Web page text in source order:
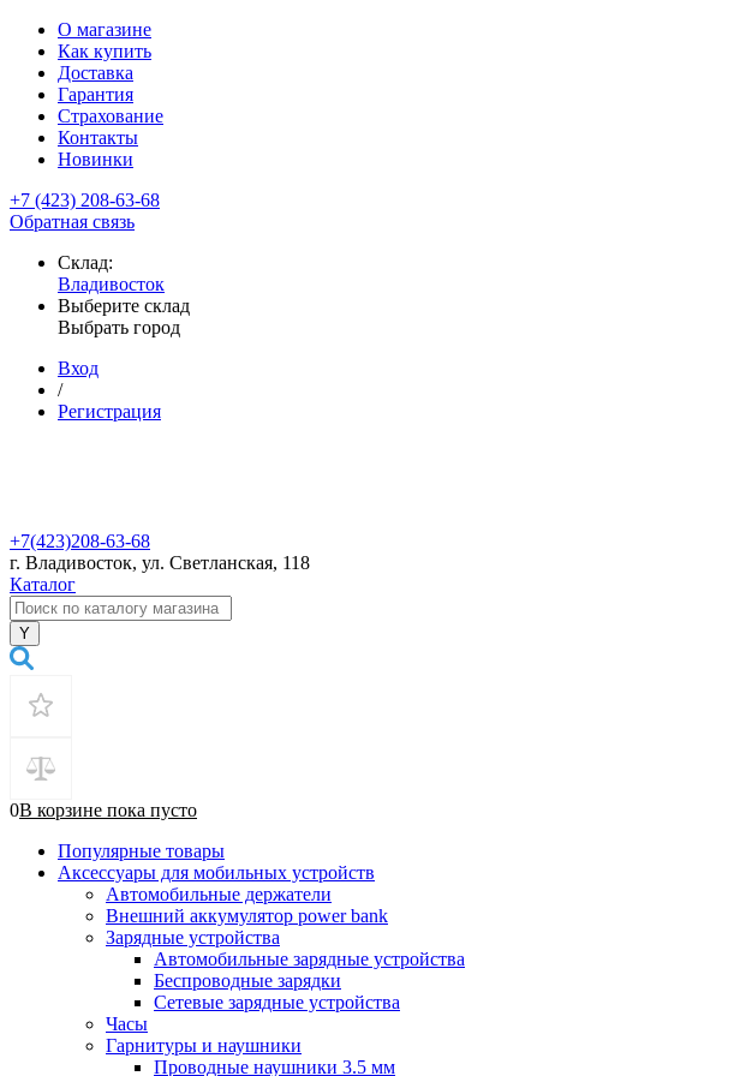
О магазине
Как купить
Доставка
Гарантия
Страхование
Контакты
Новинки
+7 (423) 208-63-68
Обратная связь
Склад:
Владивосток
Выберите склад
Выбрать город
Вход
/
Регистрация
+7(423)208-63-68
г. Владивосток, ул. Светланская, 118
Каталог
0В корзине пока пусто
Популярные товары
Аксессуары для мобильных устройств
Автомобильные держатели
Внешний аккумулятор power bank
Зарядные устройства
Автомобильные зарядные устройства
Беспроводные зарядки
Сетевые зарядные устройства
Часы
Гарнитуры и наушники
Проводные наушники 3.5 мм